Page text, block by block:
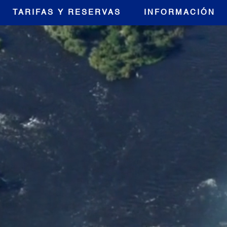
TARIFAS Y RESERVAS INFORMACIÓN